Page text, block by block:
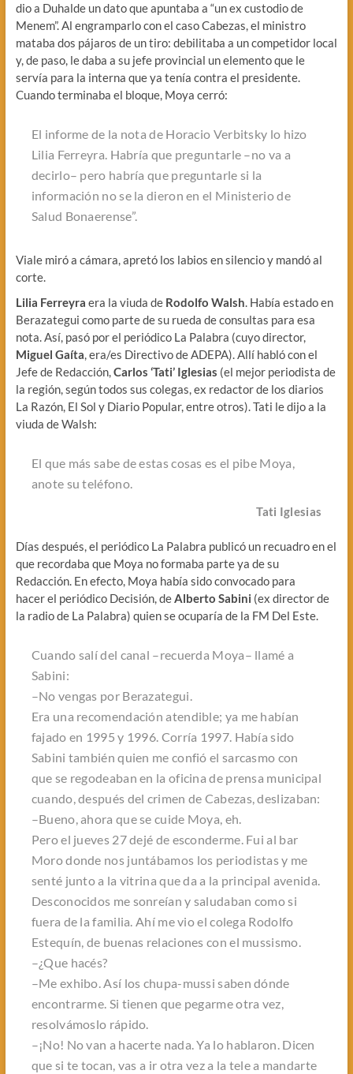
dio a Duhalde un dato que apuntaba a “un ex custodio de
Menem”. Al engramparlo con el caso Cabezas, el ministro
mataba dos pájaros de un tiro: debilitaba a un competidor local
y, de paso, le daba a su jefe provincial un elemento que le
servía para la interna que ya tenía contra el presidente.
Cuando terminaba el bloque, Moya cerró:
El informe de la nota de Horacio Verbitsky lo hizo
Lilia Ferreyra. Habría que preguntarle –no va a
decirlo– pero habría que preguntarle si la
información no se la dieron en el Ministerio de
Salud Bonaerense”.
Viale miró a cámara, apretó los labios en silencio y mandó al
corte.
Lilia Ferreyra era la viuda de Rodolfo Walsh. Había estado en
Berazategui como parte de su rueda de consultas para esa
nota. Así, pasó por el periódico La Palabra (cuyo director,
Miguel Gaíta, era/es Directivo de ADEPA). Allí habló con el
Jefe de Redacción,Carlos ‘Tati’ Iglesias (el mejor periodista de
la región, según todos sus colegas, ex redactor de los diarios
La Razón, El Sol y Diario Popular, entre otros). Tati le dijo a la
viuda de Walsh:
El que más sabe de estas cosas es el pibe Moya,
anote su teléfono.
Tati Iglesias
Días después, el periódico La Palabra publicó un recuadro en el
que recordaba que Moya no formaba parte ya de su
Redacción. En efecto, Moya había sido convocado para
hacer el periódico Decisión, deAlberto Sabini (ex director de
la radio de La Palabra) quien se ocuparía de la FM Del Este.
Cuando salí del canal –recuerda Moya– llamé a
Sabini:
–No vengas por Berazategui.
Era una recomendación atendible; ya me habían
fajado en 1995 y 1996. Corría 1997. Había sido
Sabini también quien me confió el sarcasmo con
que se regodeaban en la oficina de prensa municipal
cuando, después del crimen de Cabezas, deslizaban:
–Bueno, ahora que se cuide Moya, eh.
Pero el jueves 27 dejé de esconderme. Fui al bar
Moro donde nos juntábamos los periodistas y me
senté junto a la vitrina que da a la principal avenida.
Desconocidos me sonreían y saludaban como si
fuera de la familia. Ahí me vio el colega Rodolfo
Estequín, de buenas relaciones con el mussismo.
–¿Que hacés?
–Me exhibo. Así los chupa-mussi saben dónde
encontrarme. Si tienen que pegarme otra vez,
resolvámoslo rápido.
–¡No! No van a hacerte nada. Ya lo hablaron. Dicen
que si te tocan, vas a ir otra vez a la tele a mandarte